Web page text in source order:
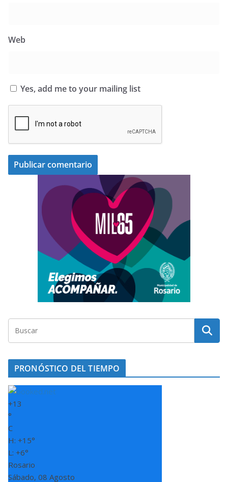
Web
Yes, add me to your mailing list
PRONÓSTICO DEL TIEMPO
+13
°
C
H: +15°
L: +6°
Rosario
Sábado, 08 Agosto